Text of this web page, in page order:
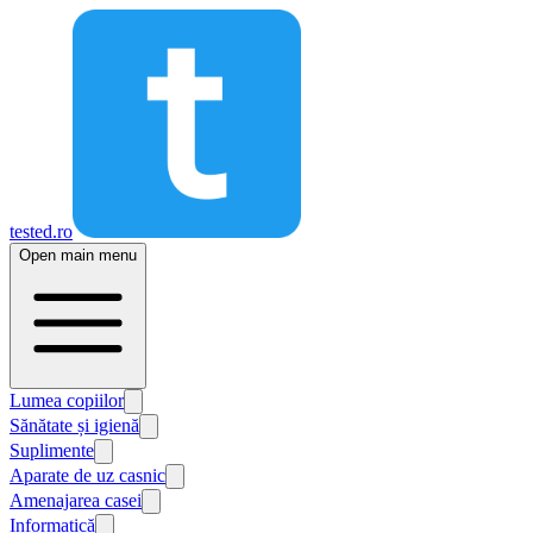
tested.ro
Open main menu
Lumea copiilor
Sănătate și igienă
Suplimente
Aparate de uz casnic
Amenajarea casei
Informatică